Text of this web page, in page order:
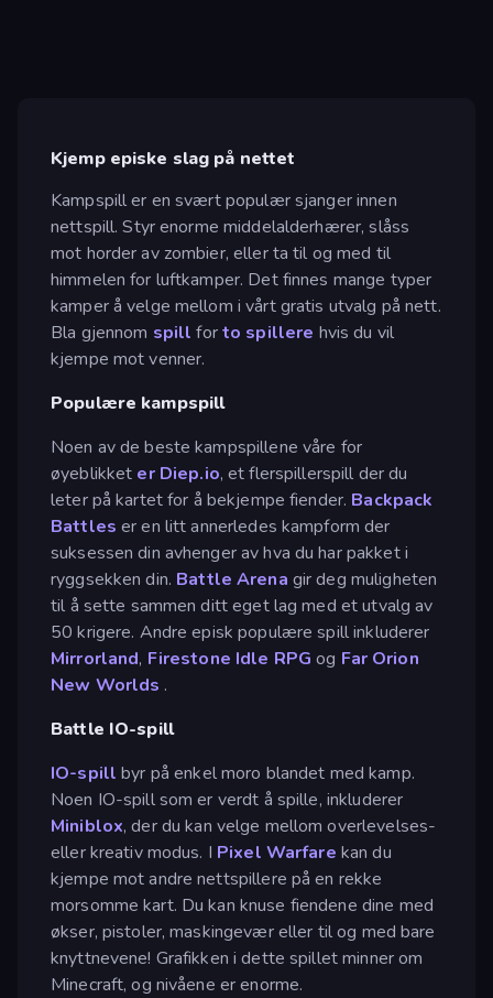
Kjemp episke slag på nettet
Kampspill er en svært populær sjanger innen
nettspill. Styr enorme middelalderhærer, slåss
mot horder av zombier, eller ta til og med til
himmelen for luftkamper. Det finnes mange typer
kamper å velge mellom i vårt gratis utvalg på nett.
Bla gjennom spill forto spillere hvis du vil
kjempe mot venner.
Populære kampspill
Noen av de beste kampspillene våre for
øyeblikket er Diep.io, et flerspillerspill der du
leter på kartet for å bekjempe fiender. Backpack
Battles er en litt annerledes kampform der
suksessen din avhenger av hva du har pakket i
ryggsekken din. Battle Arena gir deg muligheten
til å sette sammen ditt eget lag med et utvalg av
50 krigere. Andre episk populære spill inkluderer
Mirrorland, Firestone Idle RPG og Far Orion
New Worlds .
Battle IO-spill
IO-spill byr på enkel moro blandet med kamp.
Noen IO-spill som er verdt å spille, inkluderer
Miniblox, der du kan velge mellom overlevelses-
eller kreativ modus. I Pixel Warfare kan du
kjempe mot andre nettspillere på en rekke
morsomme kart. Du kan knuse fiendene dine med
økser, pistoler, maskingevær eller til og med bare
knyttnevene! Grafikken i dette spillet minner om
Minecraft, og nivåene er enorme.